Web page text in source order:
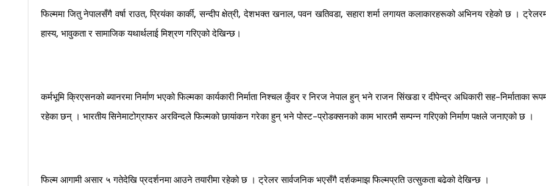
फिल्ममा जितु नेपालसँगै वर्षा राउत, प्रियंका कार्की, सन्दीप क्षेत्री, देशभक्त खनाल, पवन खतिवडा, सहारा शर्मा लगायत कलाकारहरूको अभिनय रहेको छ ।
हास्य, भावुकता र सामाजिक यथार्थलाई मिश्रण गरिएको देखिन्छ।
कर्मभूमि क्रिएसनको ब्यानरमा निर्माण भएको फिल्मका कार्यकारी निर्माता निश्चल कुँवर र निरज नेपाल हुन् भने राजन सिंखडा र दीपेन्द्र अधिकारी सह–निर्माताका
रहेका छन् । भारतीय सिनेमाटोग्राफर अरविन्दले फिल्मको छायांकन गरेका हुन् भने पोस्ट–प्रोडक्सनको काम भारतमै सम्पन्न गरिएको निर्माण पक्षले जनाएको छ ।
फिल्म आगामी असार ५ गतेदेखि प्रदर्शनमा आउने तयारीमा रहेको छ । ट्रेलर सार्वजनिक भएसँगै दर्शकमाझ फिल्मप्रति उत्सुकता बढेको देखिन्छ ।